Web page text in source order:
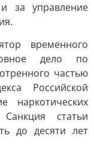
за управление
временного
дело по
частью
Российской
наркотических
статьи
до десяти лет